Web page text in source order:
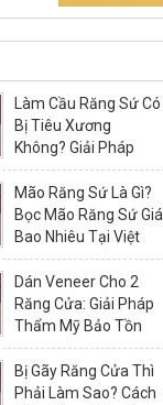
Làm Cầu Răng Sứ Có
Bị Tiêu Xương
Không? Giải Pháp
Phục Hình Hiệu Quả
Mão Răng Sứ Là Gì?
Bọc Mão Răng Sứ Giá
Bao Nhiêu Tại Việt
Smile?
Dán Veneer Cho 2
Răng Cửa: Giải Pháp
Thẩm Mỹ Bảo Tồn
Tối Đa
Bị Gãy Răng Cửa Thì
Phải Làm Sao? Cách